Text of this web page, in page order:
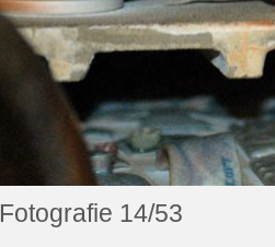
Fotografie 14/53